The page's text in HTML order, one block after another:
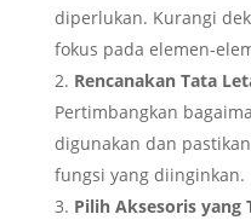
diperlukan. Kurangi
fokus pada elemen-
Rencanakan Tata
Pertimbangkan
digunakan dan
fungsi yang diinginkan.
Pilih Aksesoris yang